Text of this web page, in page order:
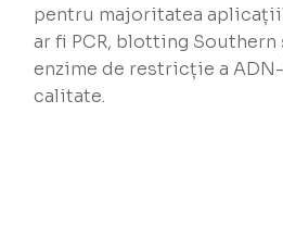
pentru majoritatea
ar fi PCR, blotting
enzime de restricție a
calitate.